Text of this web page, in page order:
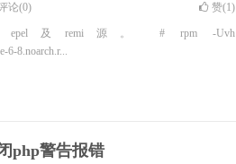
论(0) 赞(1)
及remi源。 # rpm -Uvh
6-8.noarch.r...
php警告报错